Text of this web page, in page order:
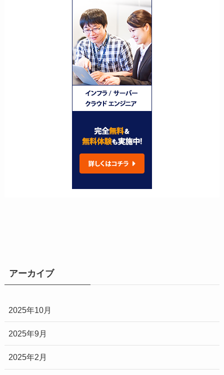
アーカイブ
2025年10月
2025年9月
2025年2月